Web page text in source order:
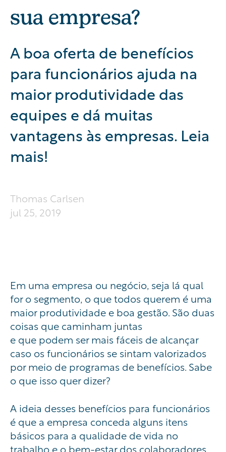
sua empresa?
A boa oferta de benefícios
para funcionários ajuda na
maior produtividade das
equipes e dá muitas
vantagens às empresas. Leia
mais!
Thomas Carlsen
jul 25, 2019
Em uma empresa ou negócio, seja lá qual
for o segmento, o que todos querem é uma
maior produtividade e boa gestão. São duas
coisas que caminham juntas
e que podem ser mais fáceis de alcançar
caso os funcionários se sintam valorizados
por meio de programas de benefícios. Sabe
o que isso quer dizer?
A ideia desses benefícios para funcionários
é que a empresa conceda alguns itens
básicos para a qualidade de vida no
trabalho e o bem-estar dos colaboradores.